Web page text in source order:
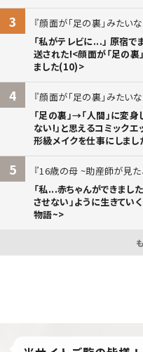
3
顔面が「足の裏」みたい
「私がテレビに...」 原宿
送された!<顔面が「足の
ました(10)>
4
顔面が「足の裏」みたい
「足の裏」→「人間」に変
ない!」と思えるコミック
形級メイクを仕事にしまし
5
16歳の母 ~助産師が見
「私...赤ちゃんができました
させない」ように生きて
物語~>